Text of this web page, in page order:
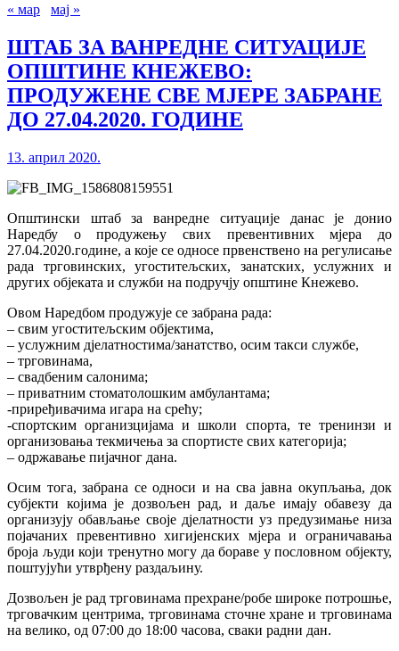
« мар
мај »
ШТАБ ЗА ВАНРЕДНЕ СИТУАЦИЈЕ
ОПШТИНЕ КНЕЖЕВО:
ПРОДУЖEНЕ СВЕ МЈЕРЕ ЗАБРАНЕ
ДО 27.04.2020. ГОДИНЕ
13. април 2020.
Општински штаб за ванредне ситуације данас је донио
Наредбу о продужењу свих превентивних мјера до
27.04.2020.године, а које се односе првенствено на регулисање
рада трговинских, угоститељских, занатских, услужних и
других објеката и служби на подручју општине Кнежево.
Овом Наредбом продужује се забрана рада:
– свим угоститељским објектима,
– услужним дјелатностима/занатство, осим такси службе,
– трговинама,
– свадбеним салонима;
– приватним стоматолошким амбулантама;
-приређивачима игара на срећу;
-спортским организцијама и школи спорта, те тренинзи и
организовања текмичења за спортисте свих категорија;
– одржавање пијачног дана.
Осим тога, забрана се односи и на сва јавна окупљања, док
субјекти којима је дозвољен рад, и даље имају обавезу да
организују обављање своје дјелатности уз предузимање низа
појачаних превентивно хигијенских мјера и ограничавања
броја људи који тренутно могу да бораве у пословном објекту,
поштујући утврђену раздаљину.
Дозвољен је рад трговинама прехране/робе широке потрошње,
трговачким центрима, трговинама сточне хране и трговинама
на велико, од 07:00 до 18:00 часова, сваки радни дан.